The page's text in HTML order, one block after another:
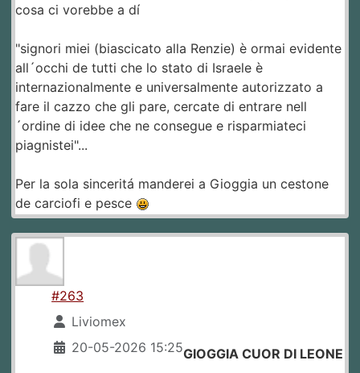
cosa ci vorebbe a dí
"signori miei (biascicato alla Renzie) è ormai evidente
all´occhi de tutti che lo stato di Israele è
internazionalmente e universalmente autorizzato a
fare il cazzo che gli pare, cercate di entrare nell
´ordine di idee che ne consegue e risparmiateci
piagnistei"...
Per la sola sinceritá manderei a Gioggia un cestone
de carciofi e pesce
#263
Liviomex
20-05-2026 15:25GIOGGIA CUOR DI LEONE